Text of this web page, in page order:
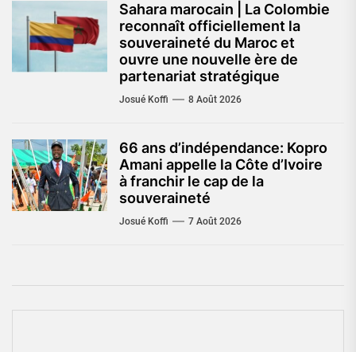
Sahara marocain | La Colombie
reconnaît officiellement la
souveraineté du Maroc et
ouvre une nouvelle ère de
partenariat stratégique
Josué Koffi 8 Août 2026
66 ans d’indépendance: Kopro
Amani appelle la Côte d’Ivoire
à franchir le cap de la
souveraineté
Josué Koffi 7 Août 2026